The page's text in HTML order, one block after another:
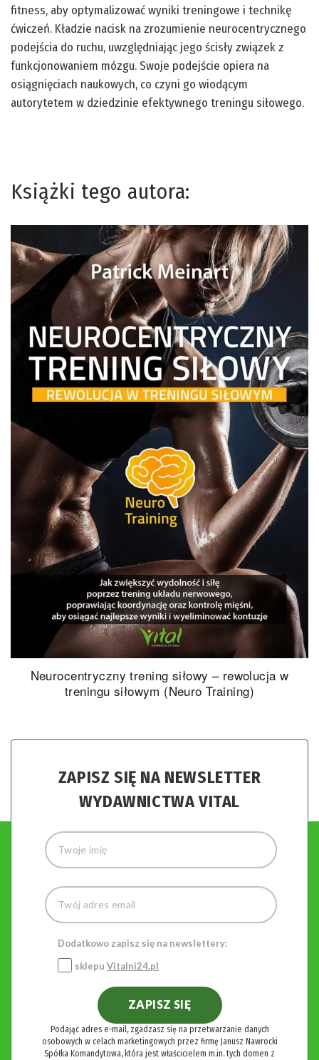
fitness, aby optymalizować wyniki treningowe i technikę
ćwiczeń. Kładzie nacisk na zrozumienie neurocentrycznego
podejścia do ruchu, uwzględniając jego ścisły związek z
funkcjonowaniem mózgu. Swoje podejście opiera na
osiągnięciach naukowych, co czyni go wiodącym
autorytetem w dziedzinie efektywnego treningu siłowego.
Książki tego autora:
Neurocentryczny trening siłowy – rewolucja w
treningu siłowym (Neuro Training)
ZAPISZ SIĘ NA NEWSLETTER
WYDAWNICTWA VITAL
Dodatkowo zapisz się na newslettery:
sklepu Vitalni24.pl
ZAPISZ SIĘ
Podając adres e-mail, zgadzasz się na przetwarzanie danych
osobowych w celach marketingowych przez firmę Janusz Nawrocki
Spółka Komandytowa, która jest właścicielem m.in. tych domen z